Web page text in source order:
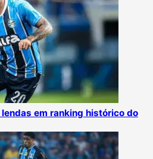
em ranking histórico do